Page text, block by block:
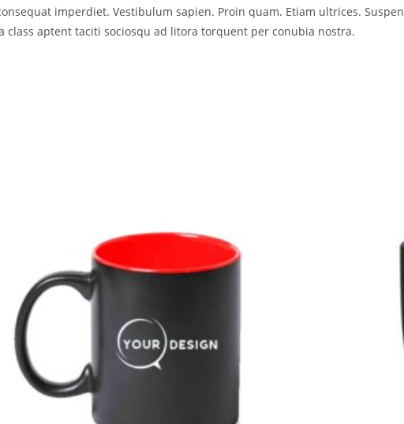
imperdiet. Vestibulum sapien. Proin quam. Etiam ultrices.
class aptent taciti sociosqu ad litora torquent per conubia nostra.